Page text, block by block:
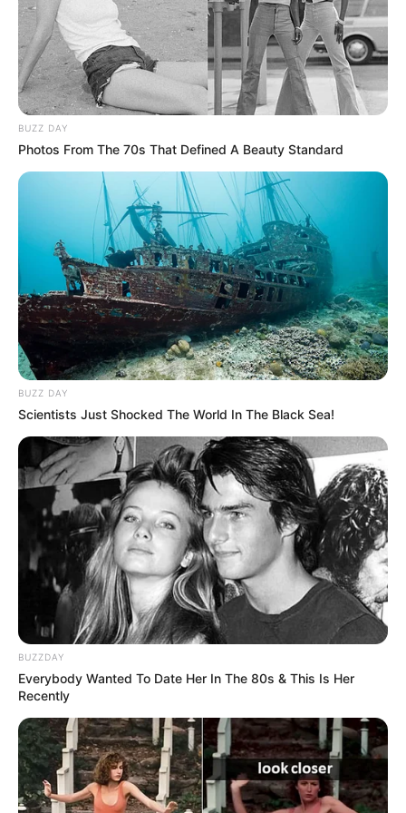
David González puede ser uno de los factores que más
ha afectado al estilo de juego de Millonarios y la última
derrota del equipo en Bogotá ante elDeportivo
Independiente Medellín
puso más presión en el nuevo
proceso del entrenador con pasado en el Deportes
Tolima.
Ante esto,Millonariosbusca volver a mostrar un buen
juego en la cancha y dejar atrás resultados como la
derrota ante elDIMo el empate a último minuto ante
Llaneros
en su visita a la ciudad de Villavicencio.
COMPARTIR
ALERTA BOGOTÁ EN GOOGLE NEWS
TEMAS RELACIONADOS
UNIÓN MAGDALENA
LIGA BETPLAY
MILLONARIOS FC
RADAMEL FALCAO GARCÍA
GOLES
MANTÉNGASE EN ALERTA
Tenemos todas las noticias que le
interesan. Para estar bien informado, por
favor, active las notificaciones de Alerta.
ACTIVAR AHORA
TEMAS DESTACADOS
BUZZ DAY
Photos From The 70s That Defined A Beauty Standard
BUZZ DAY
Scientists Just Shocked The World In The Black Sea!
BUZZDAY
Everybody Wanted To Date Her In The 80s & This Is Her
Recently